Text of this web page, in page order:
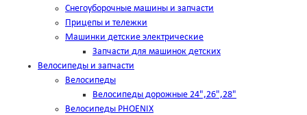
Снегоуборочные машины и запчасти
Прицепы и тележки
Машинки детские электрические
Запчасти для машинок детских
Велосипеды и запчасти
Велосипеды
Велосипеды дорожные 24",26",28"
Велосипеды PHOENIX